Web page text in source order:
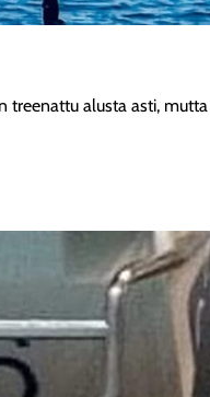
alusta asti,